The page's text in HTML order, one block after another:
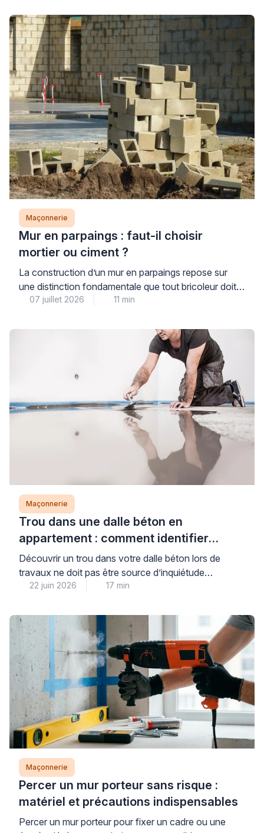
Maçonnerie
Mur en parpaings : faut-il choisir
mortier ou ciment ?
La construction d’un mur en parpaings repose sur
une distinction fondamentale que tout bricoleur doit
maîtriser : on utilise du mortier, et non du ciment seul.
votre ouvrage et compromettre sa résistance aux
intempéries. Comprendre cette différence vous
permettra de dialoguer en toute confiance avec les
professionnels du bâtiment […]
07 juillet 2026 11 min
Maçonnerie
Trou dans une dalle béton en
appartement : comment identifier
l’origine et réparer sans risque
Découvrir un trou dans votre dalle béton lors de
travaux ne doit pas être source d’inquiétude
immédiate : dans la majorité des cas, il s’agit d’une
coulage parfaitement réparable. La première étape
consiste à identifier avec méthode la nature de votre
dalle et l’origine du trou, car cette […]
22 juin 2026 17 min
Maçonnerie
Percer un mur porteur sans risque :
matériel et précautions indispensables
Percer un mur porteur pour fixer un cadre ou une